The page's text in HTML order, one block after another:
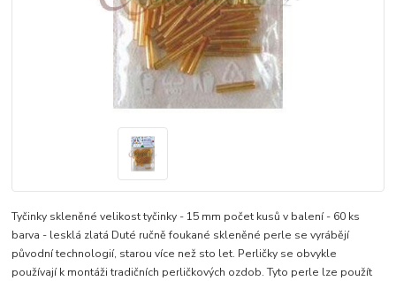
Tyčinky skleněné velikost tyčinky - 15 mm počet kusů v balení - 60 ks
barva - lesklá zlatá Duté ručně foukané skleněné perle se vyrábějí
původní technologií, starou více než sto let. Perličky se obvykle
používají k montáži tradičních perličkových ozdob. Tyto perle lze použít